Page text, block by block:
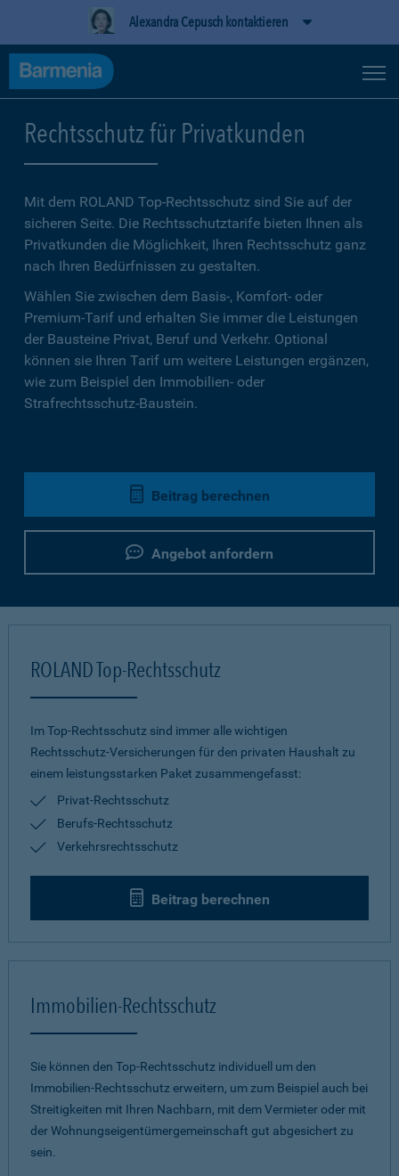
Alexandra Cepusch kontaktieren
Rechtsschutz für Privatkunden
Mit dem ROLAND Top-Rechtsschutz sind Sie auf der
sicheren Seite. Die Rechtsschutztarife bieten Ihnen als
Privatkunden die Möglichkeit, Ihren Rechtsschutz ganz
nach Ihren Bedürfnissen zu gestalten.
Wählen Sie zwischen dem Basis-, Komfort- oder
Premium-Tarif und erhalten Sie immer die Leistungen
der Bausteine Privat, Beruf und Verkehr. Optional
können sie Ihren Tarif um weitere Leistungen ergänzen,
wie zum Beispiel den Immobilien- oder
Strafrechtsschutz-Baustein.
Beitrag berechnen
Angebot anfordern
ROLAND Top-Rechtsschutz
Im Top-Rechtsschutz sind immer alle wichtigen
Rechtsschutz-Versicherungen für den privaten Haushalt zu
einem leistungsstarken Paket zusammengefasst:
Privat-Rechtsschutz
Berufs-Rechtsschutz
Verkehrsrechtsschutz
Beitrag berechnen
Immobilien-Rechtsschutz
Sie können den Top-Rechtsschutz individuell um den
Immobilien-Rechtsschutz erweitern, um zum Beispiel auch bei
Streitigkeiten mit Ihren Nachbarn, mit dem Vermieter oder mit
der Wohnungseigentümergemeinschaft gut abgesichert zu
sein.